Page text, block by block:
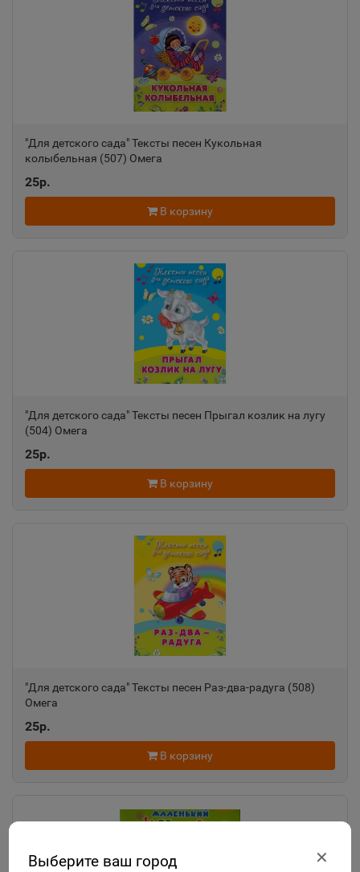
Выберите ваш город ✕
"Для детского сада" Тексты песен Кукольная
колыбельная (507) Омега
25р.
В корзину
"Для детского сада" Тексты песен Прыгал козлик на лугу
(504) Омега
25р.
В корзину
"Для детского сада" Тексты песен Раз-два-радуга (508)
Омега
25р.
В корзину